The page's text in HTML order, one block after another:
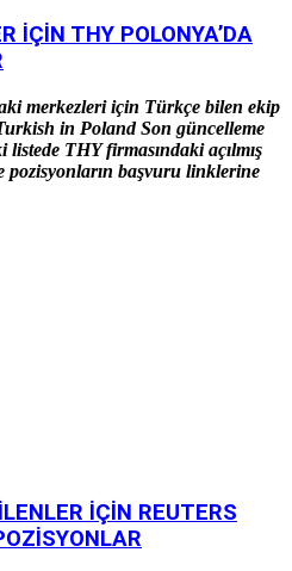
İÇİN THY POLONYA’DA
merkezleri için Türkçe bilen ekip
in Poland Son güncelleme
THY firmasındaki açılmış
pozisyonların başvuru linklerine
İÇİN REUTERS